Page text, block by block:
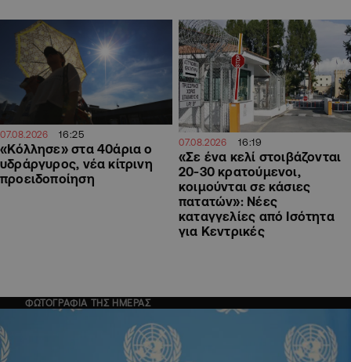
07.08.2026 16:25
«Κόλλησε» στα 40άρια ο
υδράργυρος, νέα κίτρινη
προειδοποίηση
07.08.2026 16:19
«Σε ένα κελί στοιβάζονται
20-30 κρατούμενοι,
κοιμούνται σε κάσιες
πατατών»: Νέες
καταγγελίες από Ισότητα
για Κεντρικές
ΦΩΤΟΓΡΑΦΙΑ ΤΗΣ ΗΜΕΡΑΣ